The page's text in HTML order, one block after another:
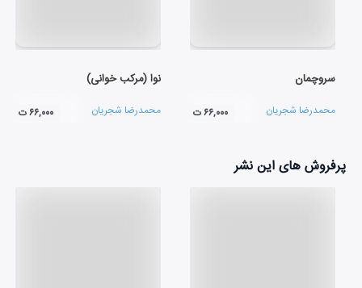
سروچمان
محمدرضا شجریان ۶۶,۰۰۰ ت
نوا (مرکب خوانی)
محمدرضا شجریان ۶۶,۰۰۰ ت
پرفروش های این نشر